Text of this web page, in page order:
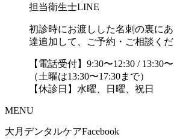
担当衛生士LINE
初診時にお渡しした名刺の裏に
達追加して、ご予約・ご相談くだ
【電話受付】9:30〜12:30 / 13:30
（土曜は13:30〜17:30まで）
【休診日】水曜、日曜、祝日
MENU
大月デンタルケアFacebook